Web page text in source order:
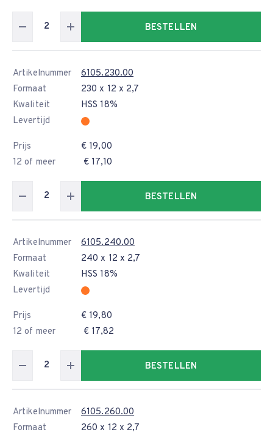
BESTELLEN
Artikelnummer
6105.230.00
Formaat
230 x 12 x 2,7
Kwaliteit
HSS 18%
Levertijd
Prijs
€ 19,00
12 of meer
€ 17,10
BESTELLEN
Artikelnummer
6105.240.00
Formaat
240 x 12 x 2,7
Kwaliteit
HSS 18%
Levertijd
Prijs
€ 19,80
12 of meer
€ 17,82
BESTELLEN
Artikelnummer
6105.260.00
Formaat
260 x 12 x 2,7